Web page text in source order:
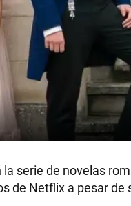
la serie de novelas
de Netflix a pesar